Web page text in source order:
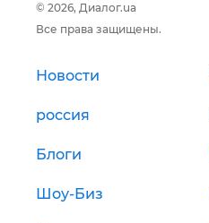
© 2026, Диалог.ua
Все права защищены.
Новости
россия
Блоги
Шоу-Биз